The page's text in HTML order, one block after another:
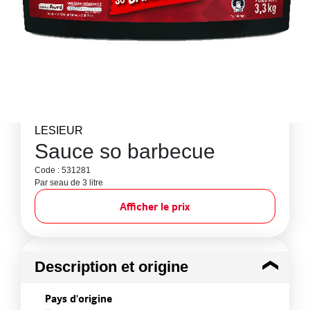
LESIEUR
Sauce so barbecue
Code : 531281
Par seau de 3 litre
Afficher le prix
Description et origine
Pays d'origine